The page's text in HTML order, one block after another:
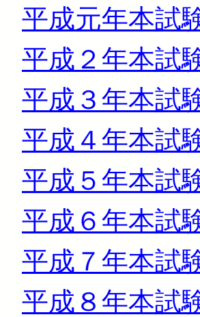
平成元年本試
平成２年本試
平成３年本試
平成４年本試
平成５年本試
平成６年本試
平成７年本試
平成８年本試